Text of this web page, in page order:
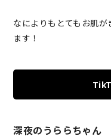
なによりもとてもお肌
ます！
深夜のうららちゃん